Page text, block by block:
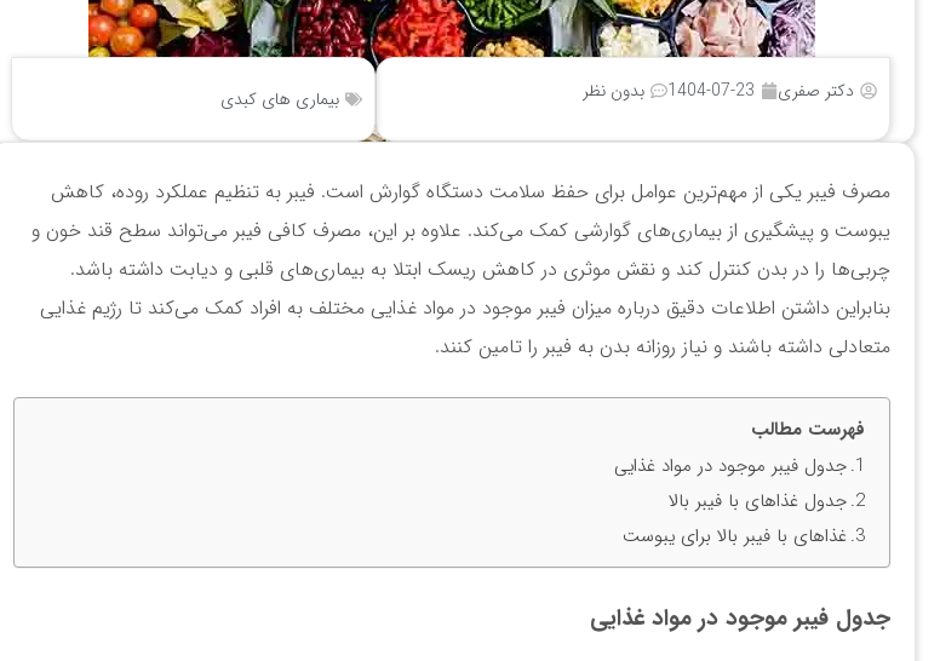
دکتر صفری 1404-07-23 بدون نظر بیماری های کبدی
مصرف فیبر یکی از مهم‌ترین عوامل برای حفظ سلامت دستگاه گوارش است. فیبر به تنظیم عملکرد روده، کاهش
یبوست و پیشگیری از بیماری‌های گوارشی کمک می‌کند. علاوه بر این، مصرف کافی فیبر می‌تواند سطح قند خون و
چربی‌ها را در بدن کنترل کند و نقش موثری در کاهش ریسک ابتلا به بیماری‌های قلبی و دیابت داشته باشد.
بنابراین داشتن اطلاعات دقیق درباره میزان فیبر موجود در مواد غذایی مختلف به افراد کمک می‌کند تا رژیم غذایی
متعادلی داشته باشند و نیاز روزانه بدن به فیبر را تامین کنند.
فهرست مطالب
جدول فیبر موجود در مواد غذایی
جدول غذاهای با فیبر بالا
غذاهای با فیبر بالا برای یبوست
جدول فیبر موجود در مواد غذایی